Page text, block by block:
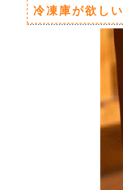
冷凍庫が欲しい